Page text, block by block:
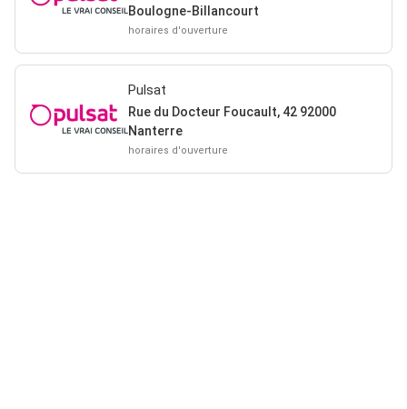
Boulogne-Billancourt
horaires d'ouverture
Pulsat
Rue du Docteur Foucault, 42 92000
Nanterre
horaires d'ouverture